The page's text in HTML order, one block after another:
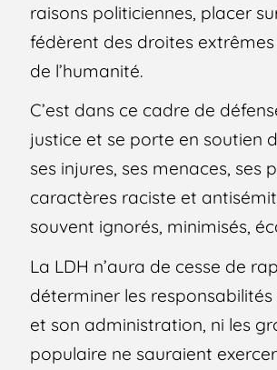
raisons politiciennes, placer
fédèrent des droites
de l’humanité.
C’est dans ce cadre de
justice et se porte en soutien
ses injures, ses menaces,
caractères raciste et
souvent ignorés, minimisés,
La LDH n’aura de cesse de
déterminer les
et son administration, ni les
populaire ne sauraient